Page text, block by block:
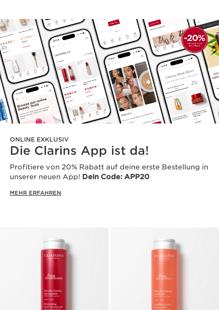
ONLINE EXKLUSIV
Die Clarins App ist da!
Profitiere von 20% Rabatt auf deine erste Bestellung in
unserer neuen App! Dein Code: APP20
MEHR ERFAHREN